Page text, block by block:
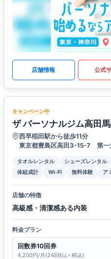
店舗情報 公式
キャンペーン中
ザ パーソナルジム高田
西早稲田駅から徒歩11分
東京都豊島区高田3-15-7 第一
タオルレンタル シューズレンタル
体組成計
Wi-Fi 無料体験 ア
店舗の特徴
高級感・清潔感ある内装
料金プラン
回数券10回券
4,200円/月(24回払い 税込)